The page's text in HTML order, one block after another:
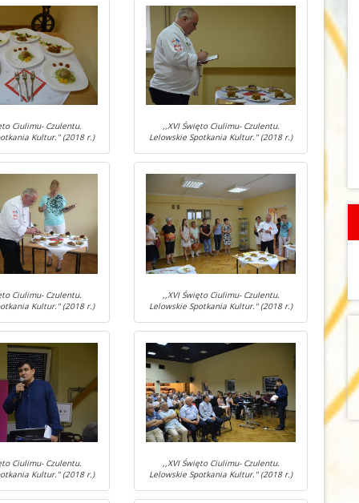
Ciulimu- Czulentu.
Kultur." (2018 r.)
,,XVI Święto Ciulimu- Czulentu.
Lelowskie Spotkania Kultur." (2018 r.)
Ciulimu- Czulentu.
Kultur." (2018 r.)
,,XVI Święto Ciulimu- Czulentu.
Lelowskie Spotkania Kultur." (2018 r.)
Ciulimu- Czulentu.
Kultur." (2018 r.)
,,XVI Święto Ciulimu- Czulentu.
Lelowskie Spotkania Kultur." (2018 r.)